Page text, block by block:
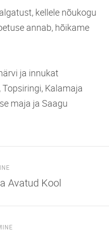
kellele nõukogu
annab, hõikame
ja innukat
Kalamaja
maja ja Saagu
Avatud Kool